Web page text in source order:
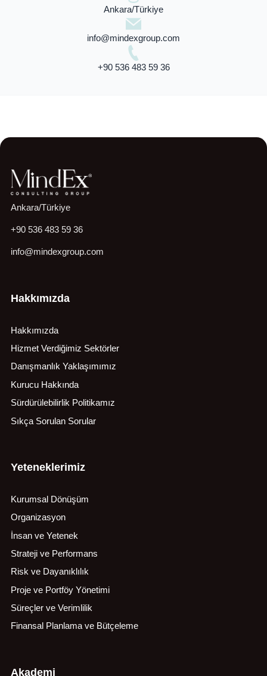
Ankara/Türkiye
info@mindexgroup.com
+90 536 483 59 36
Ankara/Türkiye
+90 536 483 59 36
info@mindexgroup.com
Hakkımızda
Hakkımızda
Hizmet Verdiğimiz Sektörler
Danışmanlık Yaklaşımımız
Kurucu Hakkında
Sürdürülebilirlik Politikamız
Sıkça Sorulan Sorular
Yeteneklerimiz
Kurumsal Dönüşüm
Organizasyon
İnsan ve Yetenek
Strateji ve Performans
Risk ve Dayanıklılık
Proje ve Portföy Yönetimi
Süreçler ve Verimlilik
Finansal Planlama ve Bütçeleme
Akademi